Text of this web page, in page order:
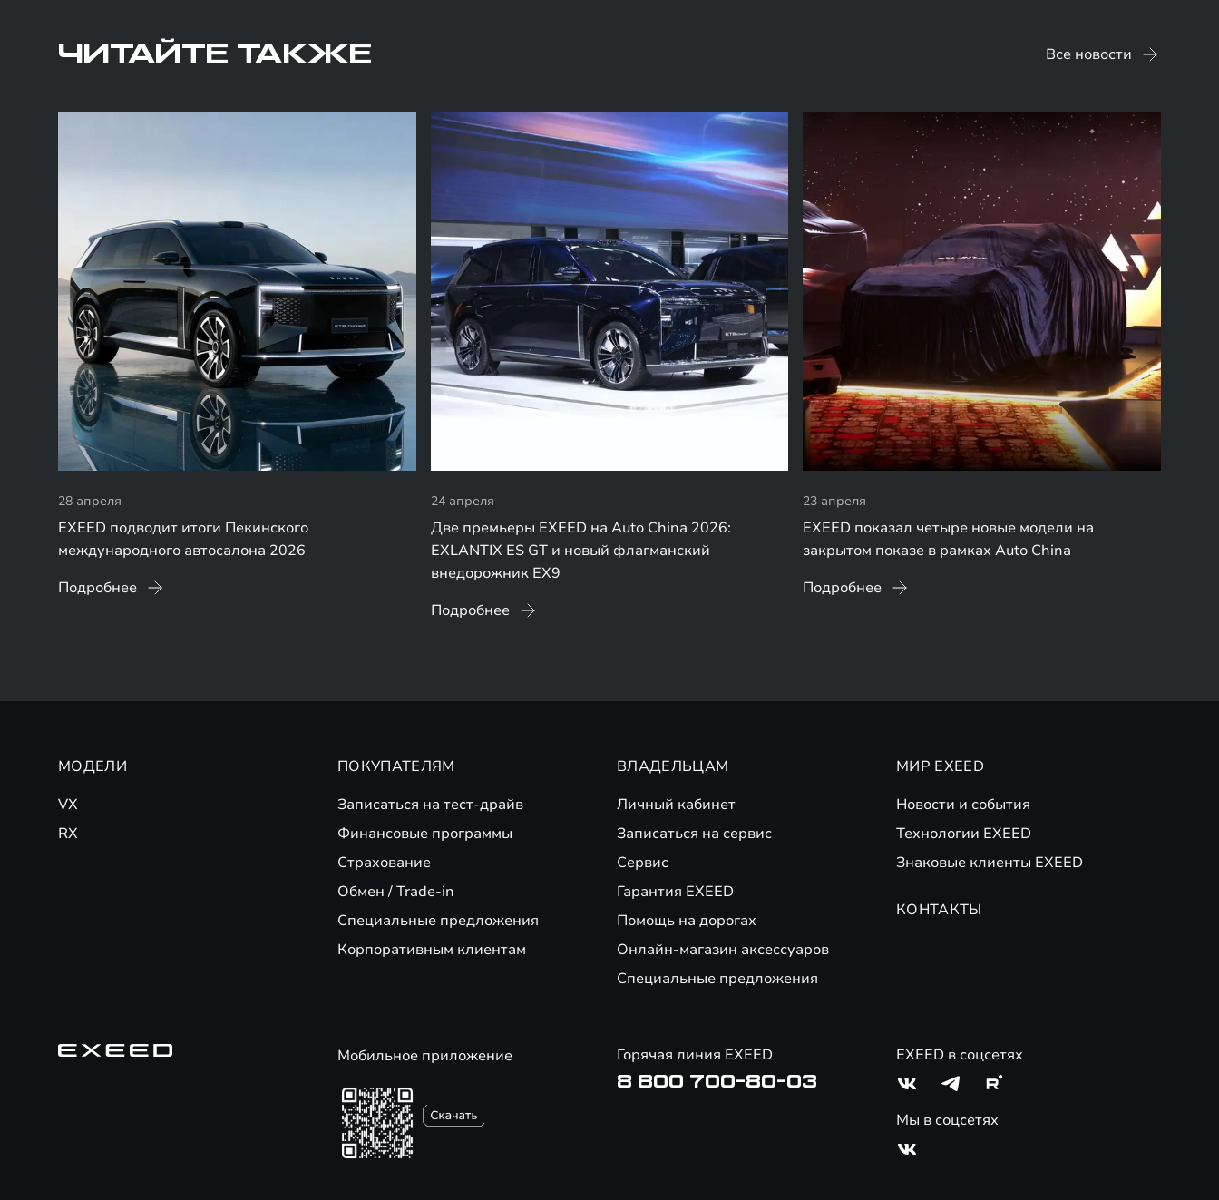
ЧИТАЙТЕ ТАКЖЕ Все новости
28 апреля
EXEED подводит итоги Пекинского
международного автосалона 2026
Подробнее
24 апреля
Две премьеры EXEED на Auto China 2026:
EXLANTIX ES GT и новый флагманский
внедорожник EX9
Подробнее
23 апреля
EXEED показал четыре новые модели на
закрытом показе в рамках Auto China
Подробнее
МОДЕЛИ
VX
RX
ПОКУПАТЕЛЯМ
Записаться на тест-драйв
Финансовые программы
Страхование
Обмен / Trade-in
Специальные предложения
Корпоративным клиентам
ВЛАДЕЛЬЦАМ
Личный кабинет
Записаться на сервис
Сервис
Гарантия EXEED
Помощь на дорогах
Онлайн-магазин аксессуаров
Специальные предложения
МИР EXEED
Новости и события
Технологии EXEED
Знаковые клиенты EXEED
КОНТАКТЫ
Мобильное приложение Горячая линия EXEED
8 800 700-80-03
EXEED в соцсетях
Мы в соцсетях